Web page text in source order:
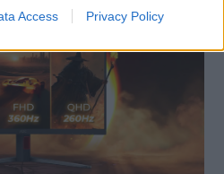
Access Privacy Policy